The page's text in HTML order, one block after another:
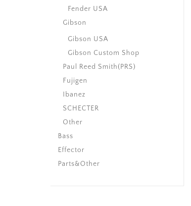
Fender USA
Gibson
Gibson USA
Gibson Custom Shop
Paul Reed Smith(PRS)
Fujigen
Ibanez
SCHECTER
Other
Bass
Effector
Parts&Other